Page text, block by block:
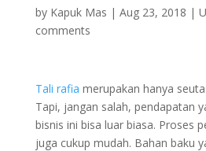
by Kapuk Mas | Aug 23, 2018 |
comments
Tali rafia merupakan hanya
Tapi, jangan salah, pendapatan
bisnis ini bisa luar biasa. Proses
juga cukup mudah. Bahan baku